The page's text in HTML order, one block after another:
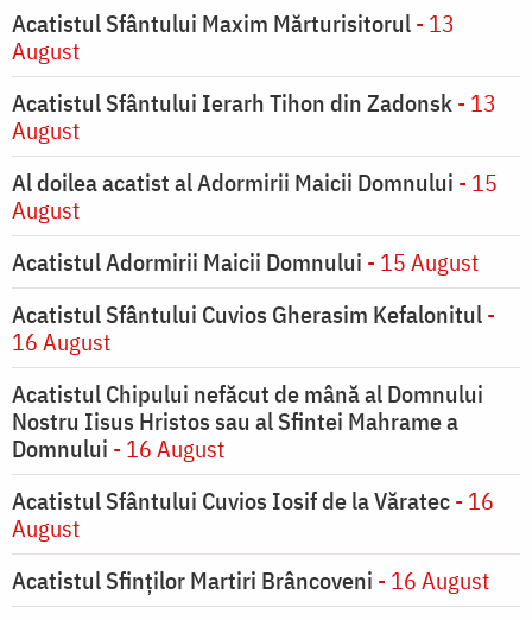
Acatistul Sfântului Maxim Mărturisitorul- 13
August
Acatistul Sfântului Ierarh Tihon din Zadonsk- 13
August
Al doilea acatist al Adormirii Maicii Domnului - 15
August
Acatistul Adormirii Maicii Domnului - 15 August
Acatistul Sfântului Cuvios Gherasim Kefalonitul-
16 August
Acatistul Chipului nefăcut de mână al Domnului
Nostru Iisus Hristos sau al Sfintei Mahrame a
Domnului - 16 August
Acatistul Sfântului Cuvios Iosif de la Văratec- 16
August
Acatistul Sfinților Martiri Brâncoveni - 16 August